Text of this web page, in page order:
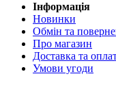
Інформація
Новинки
Обмін та
Про магазин
Доставка та
Умови угоди